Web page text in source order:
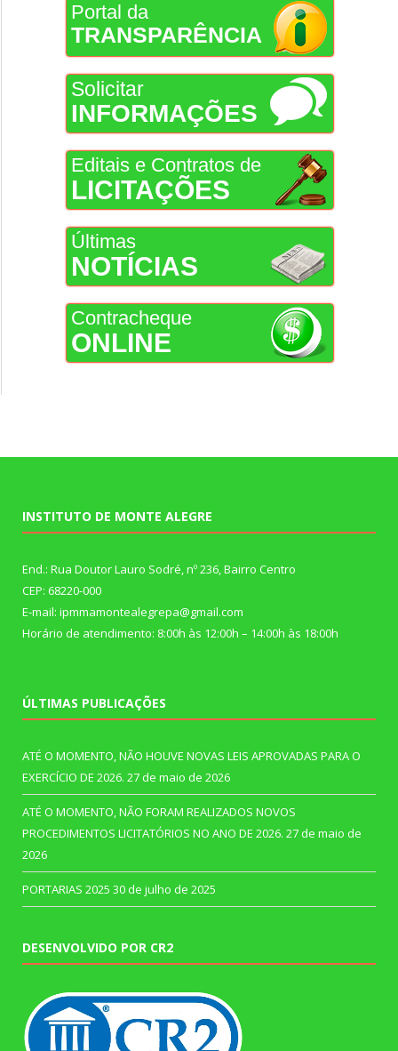
Portal da
TRANSPARÊNCIA
Solicitar
INFORMAÇÕES
Editais e Contratos de
LICITAÇÕES
Últimas
NOTÍCIAS
Contracheque
ONLINE
INSTITUTO DE MONTE ALEGRE
End.: Rua Doutor Lauro Sodré, nº 236, Bairro Centro
CEP: 68220-000
E-mail: ipmmamontealegrepa@gmail.com
Horário de atendimento: 8:00h às 12:00h – 14:00h às 18:00h
ÚLTIMAS PUBLICAÇÕES
ATÉ O MOMENTO, NÃO HOUVE NOVAS LEIS APROVADAS PARA O
EXERCÍCIO DE 2026. 27 de maio de 2026
ATÉ O MOMENTO, NÃO FORAM REALIZADOS NOVOS
PROCEDIMENTOS LICITATÓRIOS NO ANO DE 2026. 27 de maio de
2026
PORTARIAS 2025 30 de julho de 2025
DESENVOLVIDO POR CR2